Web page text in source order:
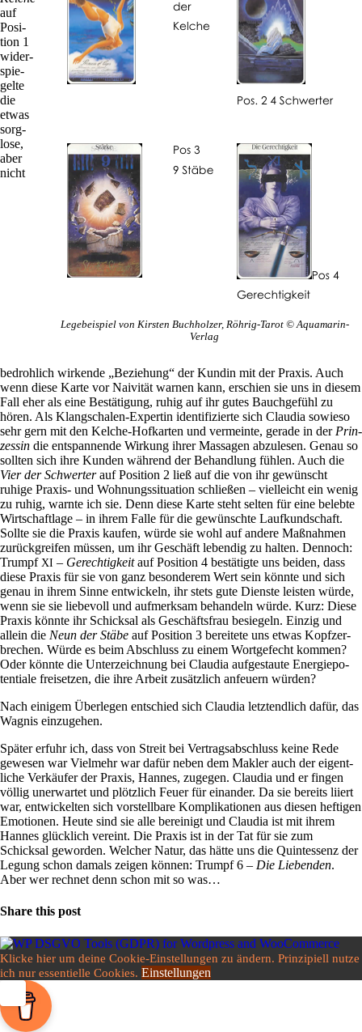
Lege­bei­spiel von Kir­sten Buch­holzer, Röhrig-Tarot © Aquamarin-
Verlag
auf
Posi­
tion 1
wider­
spie­
gelte
die
etwas
sorg­
lose,
aber
nicht
bedroh­lich wir­kende „Bezie­hung“ der Kundin mit der Praxis. Auch
wenn diese Karte vor Nai­vität warnen kann, erschien sie uns in diesem
Fall eher als eine Bestä­ti­gung, ruhig auf ihr gutes Bauch­ge­fühl zu
hören. Als Klang­schalen-Expertin iden­ti­fi­zierte sich Claudia sowieso
sehr gern mit den Kelche-Hof­karten und ver­meinte, gerade in der Prin­
zessin die ent­span­nende Wir­kung ihrer Mas­sagen abzu­lesen. Genau so
sollten sich ihre Kunden wäh­rend der Behand­lung fühlen. Auch die
Vier der Schwerterauf Posi­tion 2 ließ auf die von ihr gewünscht
ruhige Praxis- und Woh­nungs­si­tua­tion schließen – viel­leicht ein wenig
zu ruhig, warnte ich sie. Denn diese Karte steht selten für eine belebte
Wirt­schaft­lage – in ihrem Falle für die gewünschte Lauf­kund­schaft.
Sollte sie die Praxis kaufen, würde sie wohl auf andere Maß­nahmen
zurück­greifen müssen, um ihr Geschäft lebendig zu halten. Den­noch:
TrumpfXI – Gerech­tig­keitauf Posi­tion 4 bestä­tigte uns beiden, dass
diese Praxis für sie von ganz beson­derem Wert sein könnte und sich
genau in ihrem Sinne ent­wickeln, ihr stets gute Dienste lei­sten würde,
wenn sie sie lie­be­voll und auf­merksam behan­deln würde. Kurz: Diese
Praxis könnte ihr Schicksal als Geschäfts­frau besie­geln. Einzig und
allein die Neun der Stäbe auf Posi­tion 3 berei­tete uns etwas Kopf­zer­
bre­chen. Würde es beim Abschluss zu einem Wort­ge­fecht kommen?
Oder könnte die Unter­zeich­nung bei Claudia auf­ge­staute Ener­gie­po­
ten­tiale frei­setzen, die ihre Arbeit zusätz­lich anfeuern würden?
Nach einigem Über­legen ent­schied sich Claudia letzt­end­lich dafür, das
Wagnis einzugehen.
Später erfuhr ich, dass von Streit bei Ver­trags­ab­schluss keine Rede
gewesen war Viel­mehr war dafür neben dem Makler auch der eigent­
liche Ver­käufer der Praxis, Hannes, zugegen. Claudia und er fingen
völlig uner­wartet und plötz­lich Feuer für ein­ander. Da sie bereits liiert
war, ent­wickelten sich vor­stell­bare Kom­pli­ka­tionen aus diesen hef­tigen
Emo­tionen. Heute sind sie alle berei­nigt und Claudia ist mit ihrem
Hannes glück­lich ver­eint. Die Praxis ist in der Tat für sie zum
Schicksal geworden. Wel­cher Natur, das hätte uns die Quint­essenz der
Legung schon damals zeigen können: Trumpf 6 – Die Lie­benden.
Aber wer rechnet denn schon mit so was…
Share this post
Klicke hier um deine Cookie-Einstellungen zu ändern. Prinzipiell nutze
ich nur essentielle Cookies. Einstellungen